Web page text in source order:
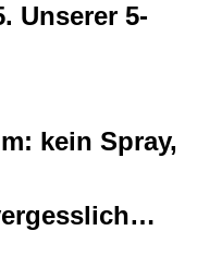
Unserer 5-
kein Spray,